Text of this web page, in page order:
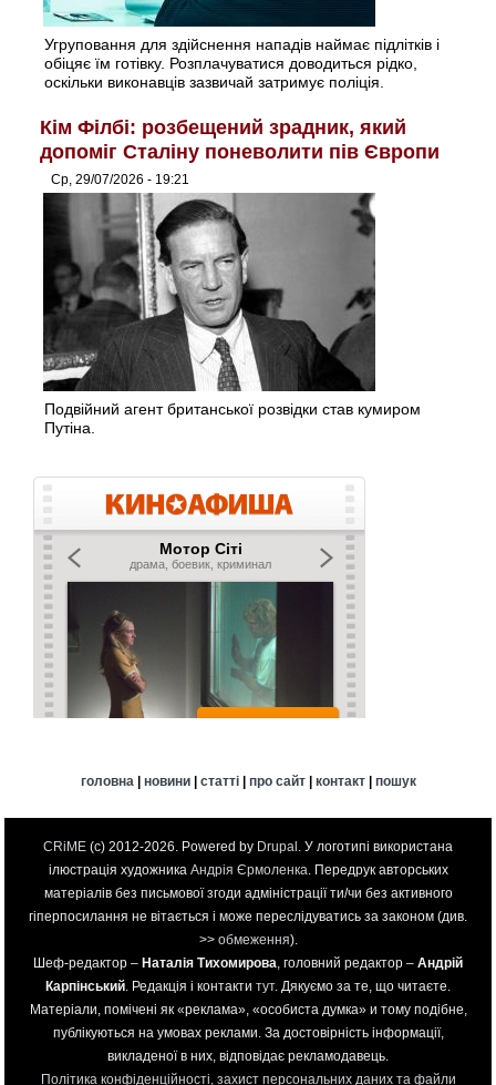
Угруповання для здійснення нападів наймає підлітків і
обіцяє їм готівку. Розплачуватися доводиться рідко,
оскільки виконавців зазвичай затримує поліція.
Кім Філбі: розбещений зрадник, який
допоміг Сталіну поневолити пів Європи
Ср, 29/07/2026 - 19:21
Подвійний агент британської розвідки став кумиром
Путіна.
головна| новини| статті| про сайт| контакт| пошук
CRiME (c) 2012-2026. Powered by Drupal . У логотипі використана
ілюстрація художника Андрія Єрмоленка. Передрук авторських
матеріалів без письмової згоди адміністрації ти/чи без активного
гіперпосилання не вітається і може переслідуватись за законом (див.
>> обмеження).
Шеф-редактор – Наталія Тихомирова, головний редактор – Андрій
Карпінський. Редакція і контакти тут. Дякуємо за те, що читаєте.
Матеріали, помічені як «реклама», «особиста думка» и тому подібне,
публікуються на умовах реклами. За достовірність інформації,
викладеної в них, відповідає рекламодавець.
Політика конфіденційності, захист персональних даних та файли